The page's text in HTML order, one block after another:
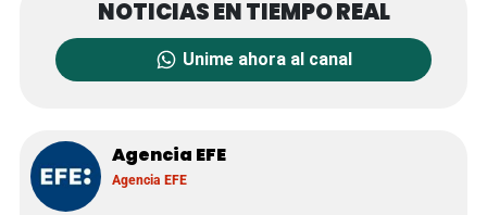
Unime ahora al canal
Agencia EFE
Agencia EFE